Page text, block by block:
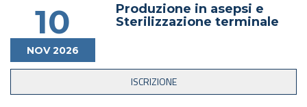
10
NOV 2026
Produzione in asepsi e
Sterilizzazione terminale